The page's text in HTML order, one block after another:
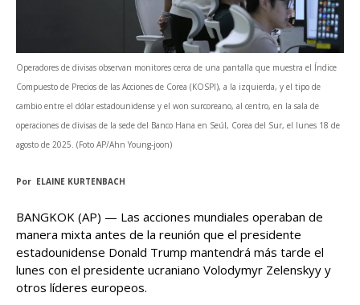
Operadores de divisas observan monitores cerca de una pantalla que muestra el Índice
Compuesto de Precios de las Acciones de Corea (KOSPI), a la izquierda, y el tipo de
cambio entre el dólar estadounidense y el won surcoreano, al centro, en la sala de
operaciones de divisas de la sede del Banco Hana en Seúl, Corea del Sur, el lunes 18 de
agosto de 2025. (Foto AP/Ahn Young-joon)
Por ELAINE KURTENBACH
BANGKOK (AP) — Las acciones mundiales operaban de
manera mixta antes de la reunión que el presidente
estadounidense Donald Trump mantendrá más tarde el
lunes con el presidente ucraniano Volodymyr Zelenskyy y
otros líderes europeos.